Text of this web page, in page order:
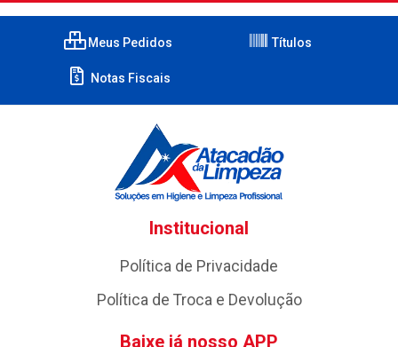
Meus Pedidos Títulos
Notas Fiscais
Institucional
Política de Privacidade
Política de Troca e Devolução
Baixe já nosso APP